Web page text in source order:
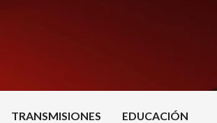
TRANSMISIONES EDUCACIÓN